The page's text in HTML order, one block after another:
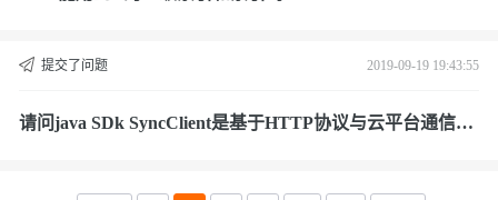
提交了问题 2019-09-19 19:43:55
请问java SDk SyncClient是基于HTTP协议与云平台通信